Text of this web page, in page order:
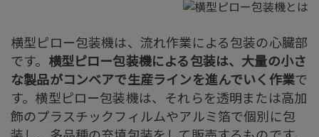
横型ピロー包装機は、流れ作業による包装の心臓部
です。 横型ピロー包装機による包装は、大量の小さ
な製品がコンベアで生産ラインを進んでいく作業で
す。横型ピロー包装機は、それらを透明または高加
飾のプラスチックフィルムやアルミ箔で個別に包